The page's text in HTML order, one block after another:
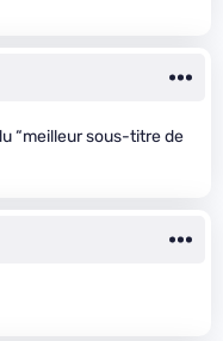
“meilleur sous-titre de